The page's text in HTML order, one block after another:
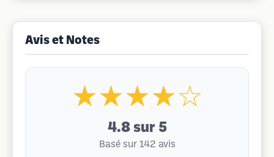
Avis et Notes
★★★★☆
4.8 sur 5
Basé sur 142 avis